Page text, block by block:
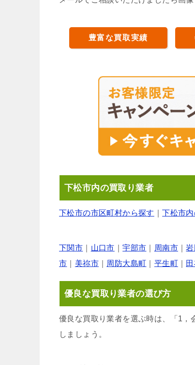
豊富な買取実績
下松市内の買取り業者
下松市の市区町村から探す ｜下松市
下関市 山口市 ｜宇部市 周南市 ｜
市
美祢市 周防大島町 平生町
優良な買取り業者の選び方
優良な買取り業者を選ぶ時は、「1，
しましょう。